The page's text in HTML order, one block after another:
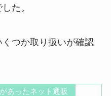
た。
つか取り扱いが確認
あったネット通販